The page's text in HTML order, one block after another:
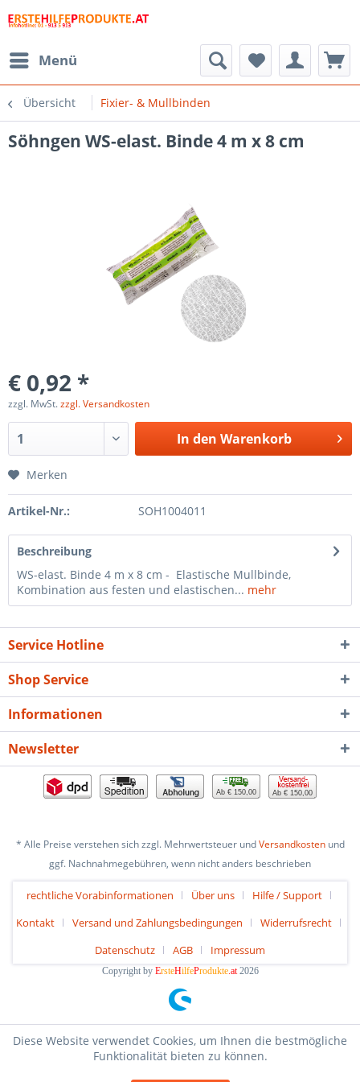
Menü
Übersicht Fixier- & Mullbinden
Söhngen WS-elast. Binde 4 m x 8 cm
€ 0,92 *
zzgl. MwSt.zzgl. Versandkosten
In den Warenkorb
Merken
Artikel-Nr.: SOH1004011
Beschreibung
WS-elast. Binde 4 m x 8 cm - Elastische Mullbinde,
Kombination aus festen und elastischen... mehr
Service Hotline
Shop Service
Informationen
Newsletter
Ab € 150,00 Ab € 150,00
* Alle Preise verstehen sich zzgl. Mehrwertsteuer undVersandkostenund
ggf. Nachnahmegebühren, wenn nicht anders beschrieben
rechtliche Vorabinformationen Über uns
Hilfe / Support
Kontakt
Versand und Zahlungsbedingungen
Widerrufsrecht
Datenschutz
AGB Impressum
Copyright by ErsteHilfeProdukte.at2026
Diese Website verwendet Cookies, um Ihnen die bestmögliche
Funktionalität bieten zu können.